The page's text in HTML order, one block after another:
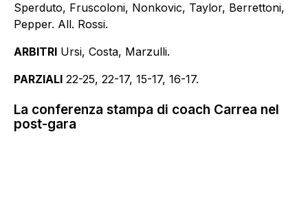
Sperduto, Fruscoloni, Nonkovic, Taylor, Berrettoni,
Pepper. All. Rossi.
ARBITRI Ursi, Costa, Marzulli.
PARZIALI 22-25, 22-17, 15-17, 16-17.
La conferenza stampa di coach Carrea nel
post-gara